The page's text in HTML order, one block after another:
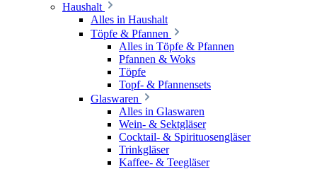
Haushalt
Alles in Haushalt
Töpfe & Pfannen
Alles in Töpfe & Pfannen
Pfannen & Woks
Töpfe
Topf- & Pfannensets
Glaswaren
Alles in Glaswaren
Wein- & Sektgläser
Cocktail- & Spirituosengläser
Trinkgläser
Kaffee- & Teegläser